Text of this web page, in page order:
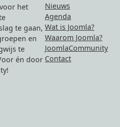
het
te gaan,
en
te
én door
Nieuws
Agenda
Wat is Joomla?
Waarom Joomla?
JoomlaCommunity
Contact